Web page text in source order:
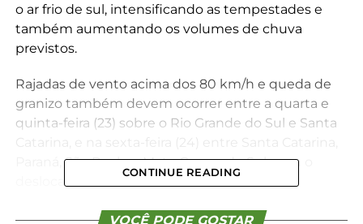
o ar frio de sul, intensificando as tempestades e
também aumentando os volumes de chuva
previstos.
Rajadas de vento acima dos 80 km/h e queda de
granizo também devem ocorrer entre a quarta e
quinta-feira (23) sobre o Rio Grande do Sul e Santa
Paraná, São Paulo e Mato Grosso do Sul, com o
deslocamento da frente fria.
O acumulado total entre a terça-feira e a sexta-feira
CONTINUE READING
VOCÊ PODE GOSTAR